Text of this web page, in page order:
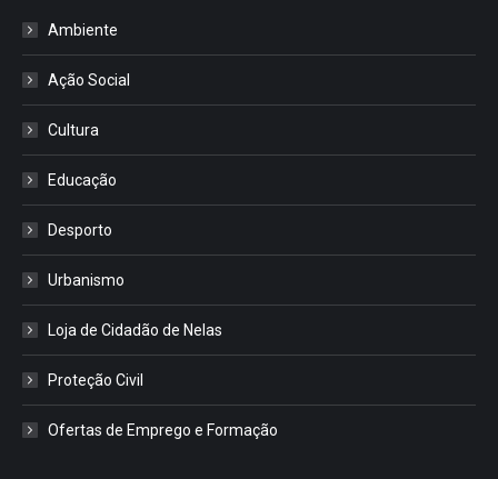
Ambiente
Ação Social
Cultura
Educação
Desporto
Urbanismo
Loja de Cidadão de Nelas
Proteção Civil
Ofertas de Emprego e Formação